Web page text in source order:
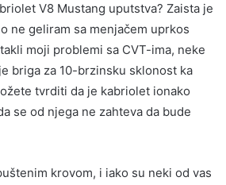
V8 Mustang uputstva? Zaista je
ne geliram sa menjačem uprkos
moji problemi sa CVT-ima, neke
briga za 10-brzinsku sklonost ka
tvrditi da je kabriolet ionako
se od njega ne zahteva da bude
krovom, i iako su neki od vas